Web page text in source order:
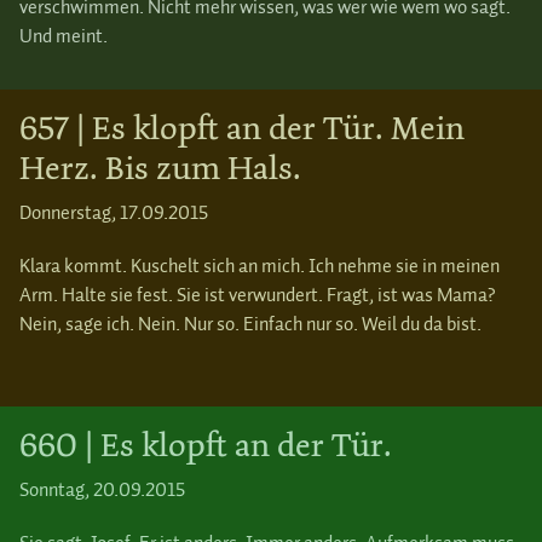
verschwimmen. Nicht mehr wissen, was wer wie wem wo sagt.
Und meint.
657 | Es klopft an der Tür. Mein
Herz. Bis zum Hals.
Donnerstag, 17.09.2015
Klara kommt. Kuschelt sich an mich. Ich nehme sie in meinen
Arm. Halte sie fest. Sie ist verwundert. Fragt, ist was Mama?
Nein, sage ich. Nein. Nur so. Einfach nur so. Weil du da bist.
660 | Es klopft an der Tür.
Sonntag, 20.09.2015